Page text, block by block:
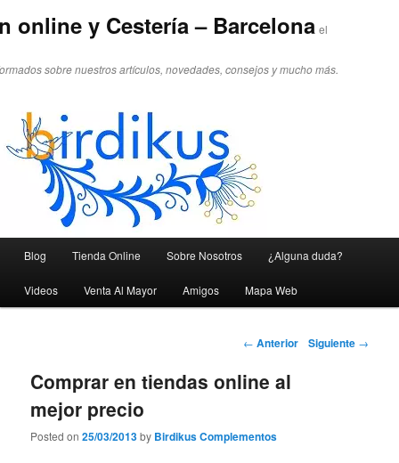
online y Cestería – Barcelona el
sobre nuestros artículos, novedades, consejos y mucho más.
Ir al contenido principal
Ir al contenido secundario
Blog Tienda Online Sobre Nosotros ¿Alguna duda?
Videos Venta Al Mayor Amigos Mapa Web
Navegador de artículos
← Anterior Siguiente →
Comprar en tiendas online al
mejor precio
Posted on25/03/2013by Birdikus Complementos